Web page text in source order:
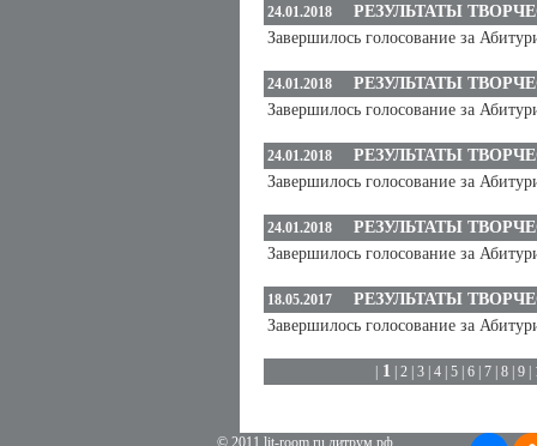
24.01.2018
РЕЗУЛЬТАТЫ
Завершилось голосование за
24.01.2018
РЕЗУЛЬТАТЫ
Завершилось голосование за
24.01.2018
РЕЗУЛЬТАТЫ
Завершилось голосование за
24.01.2018
РЕЗУЛЬТАТЫ
Завершилось голосование за
18.05.2017
РЕЗУЛЬТАТЫ
Завершилось голосование за
1 2 3 4 5 6 7 8 9
© 2011 lit-room.ru литрум.рф